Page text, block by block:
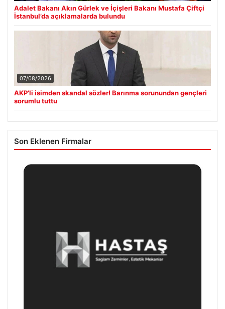
Adalet Bakanı Akın Gürlek ve İçişleri Bakanı Mustafa Çiftçi
İstanbul’da açıklamalarda bulundu
07/08/2026
AKP’li isimden skandal sözler! Barınma sorunundan gençleri
sorumlu tuttu
Son Eklenen Firmalar